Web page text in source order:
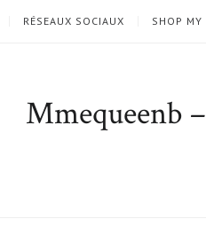
RÉSEAUX SOCIAUX SHOP MY
Mmequeenb